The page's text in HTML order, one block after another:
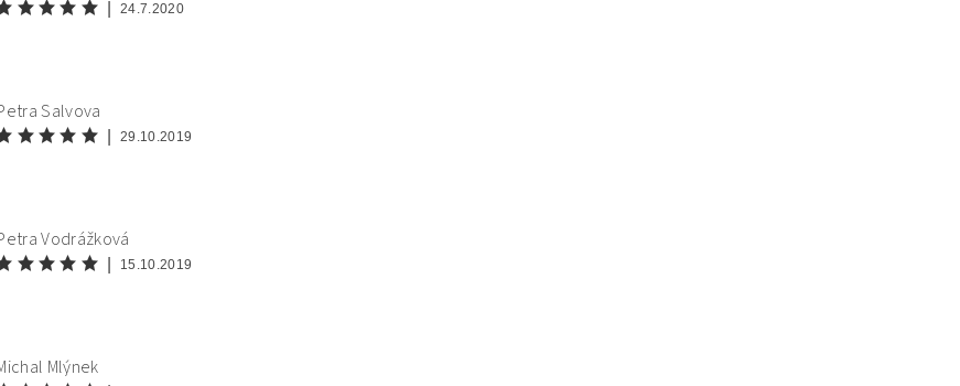
24.7.2020
Salvova
29.10.2019
Vodrážková
15.10.2019
Mlýnek